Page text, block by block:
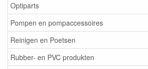
Optiparts
Pompen en pompaccessoires
Reinigen en Poetsen
Rubber- en PVC produkten